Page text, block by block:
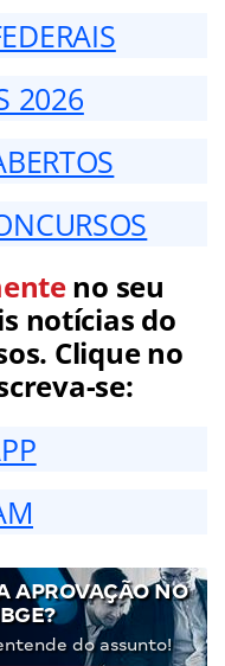
2026
no seu
notícias do
Clique no
se:
APROVAÇÃO NO
do assunto!